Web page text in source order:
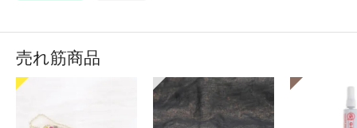
売れ筋商品